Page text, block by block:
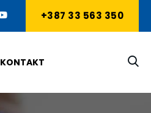
+387 33 563 350
KONTAKT